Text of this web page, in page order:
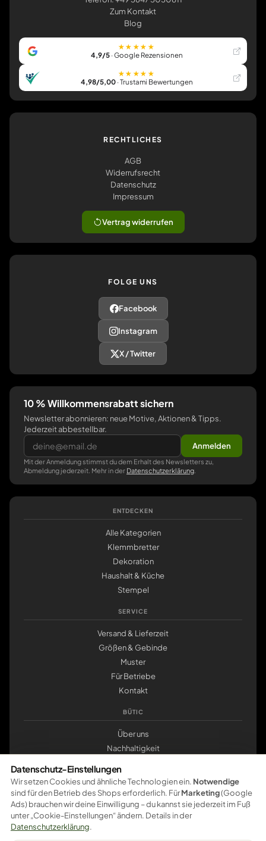
Zum Kontakt
Blog
★★★★★
4,9/5· Google Rezensionen
★★★★★
4,98/5,00· Trustami Bewertungen
RECHTLICHES
AGB
Widerrufsrecht
Datenschutz
Impressum
Vertrag widerrufen
FOLGE UNS
Facebook
Instagram
X / Twitter
10 % Willkommensrabatt sichern
Newsletter abonnieren: neue Motive, Aktionen & Tipps.
Jederzeit abbestellbar.
Anmelden
Mit der Anmeldung stimmst du dem Erhalt des Newsletters zu,
Abmeldung jederzeit. Mehr in der Datenschutzerklärung
ENTDECKEN
Alle Kategorien
Klemmbretter
Dekoration
Haushalt & Küche
Stempel
SERVICE
Versand & Lieferzeit
Größen & Gebinde
Muster
Für Betriebe
Kontakt
BÜTIC
Über uns
Nachhaltigkeit
klemmbrett.de
Pay Pal VISA mastercard amazonpay
Google Pay
Datenschutz-Einstellungen
Wir setzen Cookies und ähnliche Technologien ein. Notwendige
sind für den Betrieb des Shops erforderlich. FürMarketing(Google
Ads) brauchen wir deine Einwilligung – du kannst sie jederzeit im Fuß
unter „Cookie-Einstellungen“ ändern. Details in der
Datenschutzerklärung.